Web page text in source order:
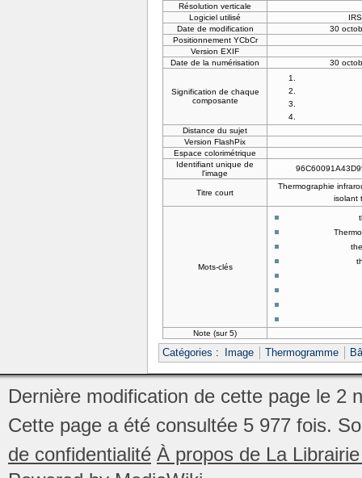
Résolution verticale
Logiciel utilisé
Date de modification
30
Positionnement YCbCr
Version EXIF
Date de la numérisation
30
Signification de chaque
composante
Distance du sujet
Version FlashPix
Espace colorimétrique
Identifiant unique de
l'image
Titre court
Thermographie
isolant
Mots-clés
Note (sur 5)
Catégories : Image Thermogramme
Dernière modification de cette page le 2
Cette page a été consultée 5 977 fois.
de confidentialité À propos de La